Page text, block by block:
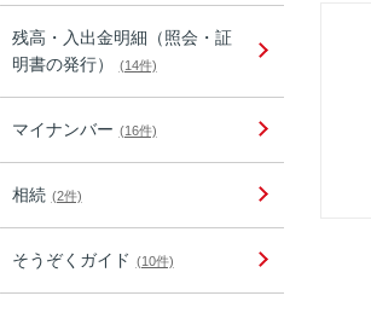
残高・入出金明細（照会・証
明書の発行）
(14件)
マイナンバー (16件)
相続 (2件)
そうぞくガイド (10件)